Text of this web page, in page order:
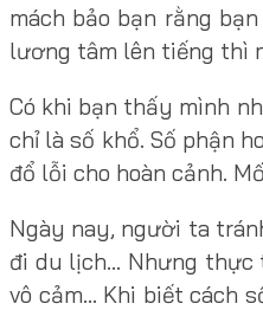
mách bảo bạn rằng
lương tâm lên tiếng thì
Có khi bạn thấy mình
chỉ là số khổ. Số phận
đổ lỗi cho hoàn cảnh.
Ngày nay, người ta
đi du lịch… Nhưng thực
vô cảm… Khi biết cách